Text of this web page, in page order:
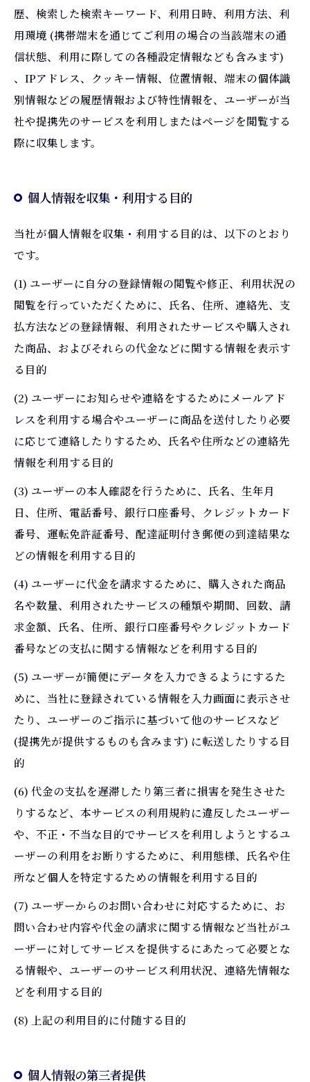
歴、検索した検索キーワード、利用日時、利用方法、利
用環境 (携帯端末を通じてご利用の場合の当該端末の通
信状態、利用に際しての各種設定情報なども含みます)
、IPアドレス、クッキー情報、位置情報、端末の個体識
別情報などの履歴情報および特性情報を、ユーザーが当
社や提携先のサービスを利用しまたはページを閲覧する
際に収集します。
個人情報を収集・利用する目的
当社が個人情報を収集・利用する目的は、以下のとおり
です。
(1) ユーザーに自分の登録情報の閲覧や修正、利用状況の
閲覧を行っていただくために、氏名、住所、連絡先、支
払方法などの登録情報、利用されたサービスや購入され
た商品、およびそれらの代金などに関する情報を表示す
る目的
(2) ユーザーにお知らせや連絡をするためにメールアド
レスを利用する場合やユーザーに商品を送付したり必要
に応じて連絡したりするため、氏名や住所などの連絡先
情報を利用する目的
(3) ユーザーの本人確認を行うために、氏名、生年月
日、住所、電話番号、銀行口座番号、クレジットカード
番号、運転免許証番号、配達証明付き郵便の到達結果な
どの情報を利用する目的
(4) ユーザーに代金を請求するために、購入された商品
名や数量、利用されたサービスの種類や期間、回数、請
求金額、氏名、住所、銀行口座番号やクレジットカード
番号などの支払に関する情報などを利用する目的
(5) ユーザーが簡便にデータを入力できるようにするた
めに、当社に登録されている情報を入力画面に表示させ
たり、ユーザーのご指示に基づいて他のサービスなど
(提携先が提供するものも含みます) に転送したりする目
的
(6) 代金の支払を遅滞したり第三者に損害を発生させた
りするなど、本サービスの利用規約に違反したユーザー
や、不正・不当な目的でサービスを利用しようとするユ
ーザーの利用をお断りするために、利用態様、氏名や住
所など個人を特定するための情報を利用する目的
(7) ユーザーからのお問い合わせに対応するために、お
問い合わせ内容や代金の請求に関する情報など当社がユ
ーザーに対してサービスを提供するにあたって必要とな
る情報や、ユーザーのサービス利用状況、連絡先情報な
どを利用する目的
(8) 上記の利用目的に付随する目的
個人情報の第三者提供